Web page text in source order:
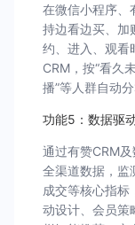
在微信小程序、
持边看边买、加
约、进入、观看
CRM，按“看久
播”等人群自动
功能5：数据驱
通过有赞CRM
全渠道数据，监
成交等核心指标
动设计、会员策